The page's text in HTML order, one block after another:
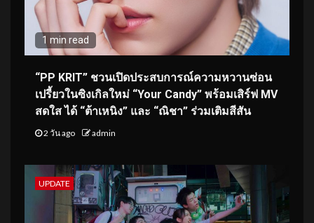
1 min read
“PP KRIT” ชวนเปิดประสบการณ์ความหวานซ่อน
เปรี้ยวในซิงเกิลใหม่ “Your Candy” พร้อมเสิร์ฟ MV
สดใส ได้ “ต้าเหนิง” และ “ณิชา” ร่วมเติมสีสัน
2 วัน ago admin
UPDATE